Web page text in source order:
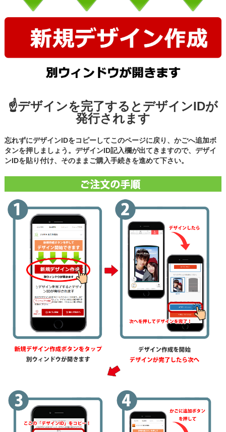
☝デザインを完了するとデザインIDが
発行されます
忘れずにデザインIDをコピーしてこのページに戻り、かごへ追加ボ
タンを押しましょう。デザインID記入欄が出てきますので、デザイ
ンIDを貼り付け、そのままご購入手続きを進めて下さい。